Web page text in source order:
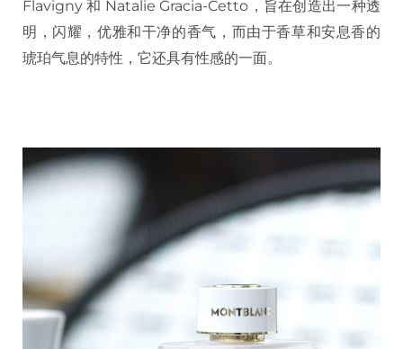
Flavigny 和 Natalie Gracia-Cetto，旨在创造出一种透
明，闪耀，优雅和干净的香气，而由于香草和安息香的
琥珀气息的特性，它还具有性感的一面。